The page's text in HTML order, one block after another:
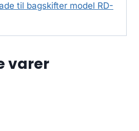
til bagskifter model RD-
varer